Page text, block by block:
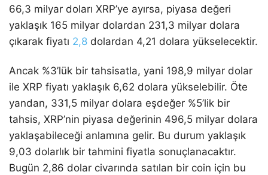
66,3 milyar doları XRP’ye ayırsa, piyasa değeri
yaklaşık 165 milyar dolardan 231,3 milyar dolara
çıkarak fiyatı 2,8 dolardan 4,21 dolara yükselecektir.
Ancak %3’lük bir tahsisatla, yani 198,9 milyar dolar
ile XRP fiyatı yaklaşık 6,62 dolara yükselebilir. Öte
yandan, 331,5 milyar dolara eşdeğer %5’lik bir
tahsis, XRP’nin piyasa değerinin 496,5 milyar dolara
yaklaşabileceği anlamına gelir. Bu durum yaklaşık
9,03 dolarlık bir tahmini fiyatla sonuçlanacaktır.
Bugün 2,86 dolar civarında satılan bir coin için bu